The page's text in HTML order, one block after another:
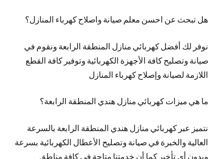
هل تبحث عن احسن معلم صيانة واصلاح كهرباء المنازل؟
نوفر لك أفضل كهربائي منازل المنطقة الرابعة ونقوم في
صيانة وتصليح كافة الأجهزة الكهربائية وتوفير كافة القطع
اللازمة لصيانة وإصلاح كهرباء المنازل
ما هي ميزات كهربائي منازل هندي المنطقة الرابعة؟
نتميز عبر كهربائي منازل هندي المنطقة الرابعة بالسرعة
العالية والخبرة في صيانة وتصليح الأعطال الكهربائية بسرعة
وبدون أي تأخير كما أن خدمتنا متاحة في كافة مناطق